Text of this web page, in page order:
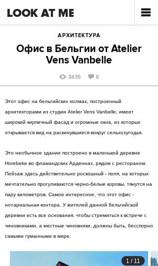
АРХИТЕКТУРА
Офис в Бельгии от Atelier
Vens Vanbelle
3435 6
Этот офис на бельгийских холмах, построенный
архитекторами из студии Atelier Vens Vanbelle, имеет
широкий кирпичный фасад и огромные окна, из которых
открывается вид на раскинувшиеся вокруг сельхозугодья.
Это необычное здание построено в маленькой деревне
Horebeke во фламандских Арденнах, рядом с рестораном.
Пейзаж здесь действительно роскошный - поля, на которых
мечтательно прогуливаются черно-белые коровы, тянутся на
пару километров. Самое интересное, что этот офис -
нотариальная контора. У жителей данной бельгийской
деревни есть все основания, чтобы стремиться к встрече с
чиновниками, а местные чиновники, должны быть, бесспорно
самыми гуманными в мире.
1 / 11